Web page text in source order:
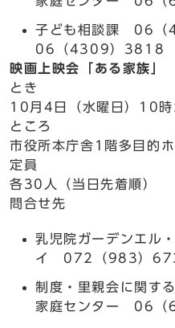
子ども相談課 06
06（4309）3818
映画上映会「ある家族」
とき
10月4日（水曜日）10時
ところ
市役所本庁舎1階多目的
定員
各30人（当日先着順）
問合せ先
乳児院ガーデンエル
イ 072（983）
制度・里親会に関す
家庭センター 06